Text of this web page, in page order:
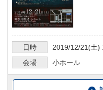
日時 2019/12/21 (土)
会場
小ホール